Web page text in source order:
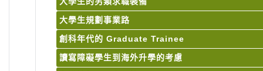
大學生規劃事業路
創科年代的 Graduate Trainee
讀寫障礙學生到海外升學的考慮